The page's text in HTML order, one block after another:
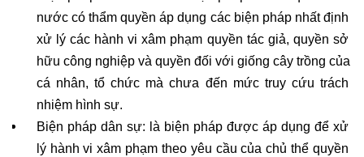
nước có thẩm quyền áp dụng các biện pháp nhất định
xử lý các hành vi xâm phạm quyền tác giả, quyền sở
hữu công nghiệp và quyền đối với giống cây trồng của
cá nhân, tổ chức mà chưa đến mức truy cứu trách
nhiệm hình sự.
Biện pháp dân sự: là biện pháp được áp dụng để xử
lý hành vi xâm phạm theo yêu cầu của chủ thể quyền